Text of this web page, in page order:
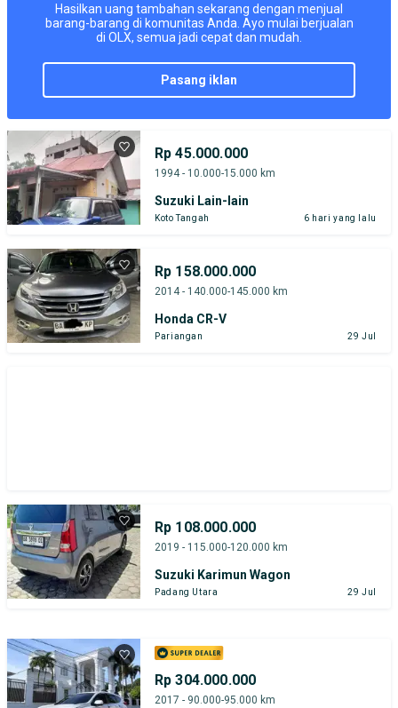
Hasilkan uang tambahan sekarang dengan menjual
barang-barang di komunitas Anda. Ayo mulai berjualan
di OLX, semua jadi cepat dan mudah.
pasang iklan
Rp 45.000.000
1994 - 10.000-15.000 km
Suzuki Lain-lain
Koto Tangah 6 hari yang lalu
Rp 158.000.000
2014 - 140.000-145.000 km
Honda CR-V
Pariangan 29 Jul
Rp 108.000.000
2019 - 115.000-120.000 km
Suzuki Karimun Wagon
Padang Utara 29 Jul
Rp 304.000.000
2017 - 90.000-95.000 km